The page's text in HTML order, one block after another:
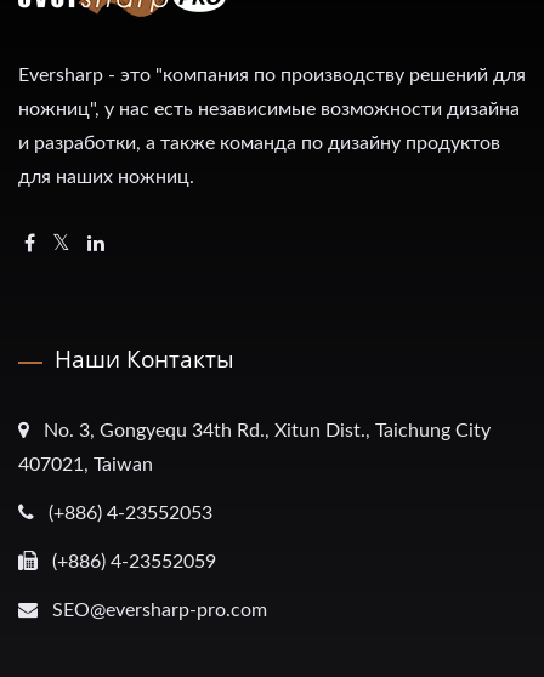
Eversharp - это "компания по производству решений для
ножниц", у нас есть независимые возможности дизайна
и разработки, а также команда по дизайну продуктов
для наших ножниц.
Наши Контакты
No. 3, Gongyequ 34th Rd., Xitun Dist., Taichung City
407021, Taiwan
(+886) 4-23552053
(+886) 4-23552059
SEO@eversharp-pro.com